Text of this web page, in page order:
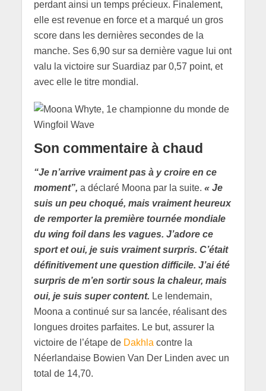
perdant ainsi un temps précieux. Finalement,
elle est revenue en force et a marqué un gros
score dans les dernières secondes de la
manche. Ses 6,90 sur sa dernière vague lui ont
valu la victoire sur Suardiaz par 0,57 point, et
avec elle le titre mondial.
Son commentaire à chaud
“Je n’arrive vraiment pas à y croire en ce
moment”, a déclaré Moona par la suite. « Je
suis un peu choqué, mais vraiment heureux
de remporter la première tournée mondiale
du wing foil dans les vagues. J’adore ce
sport et oui, je suis vraiment surpris. C’était
définitivement une question difficile. J’ai été
surpris de m’en sortir sous la chaleur, mais
oui, je suis super content. Le lendemain,
Moona a continué sur sa lancée, réalisant des
longues droites parfaites. Le but, assurer la
victoire de l’étape de Dakhla contre la
Néerlandaise Bowien Van Der Linden avec un
total de 14,70.